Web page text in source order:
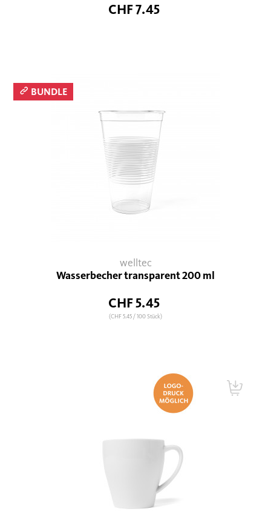
CHF 7.45
BUNDLE
welltec
Wasserbecher transparent 200 ml
CHF 5.45
(CHF 5.45/ 100 Stück)